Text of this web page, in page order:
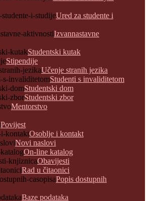
Ured za studente i
Izvannastavne
Studentski kutak
Stipendije
Učenje stranih jezika
Studenti s invaliditetom
Studentski dom
Studentski zbor
Mentorstvo
Povijest
Osoblje i kontakt
Novi naslovi
On-line katalog
Obavijesti
Rad u čitaonici
Popis dostupnih
Baze podataka